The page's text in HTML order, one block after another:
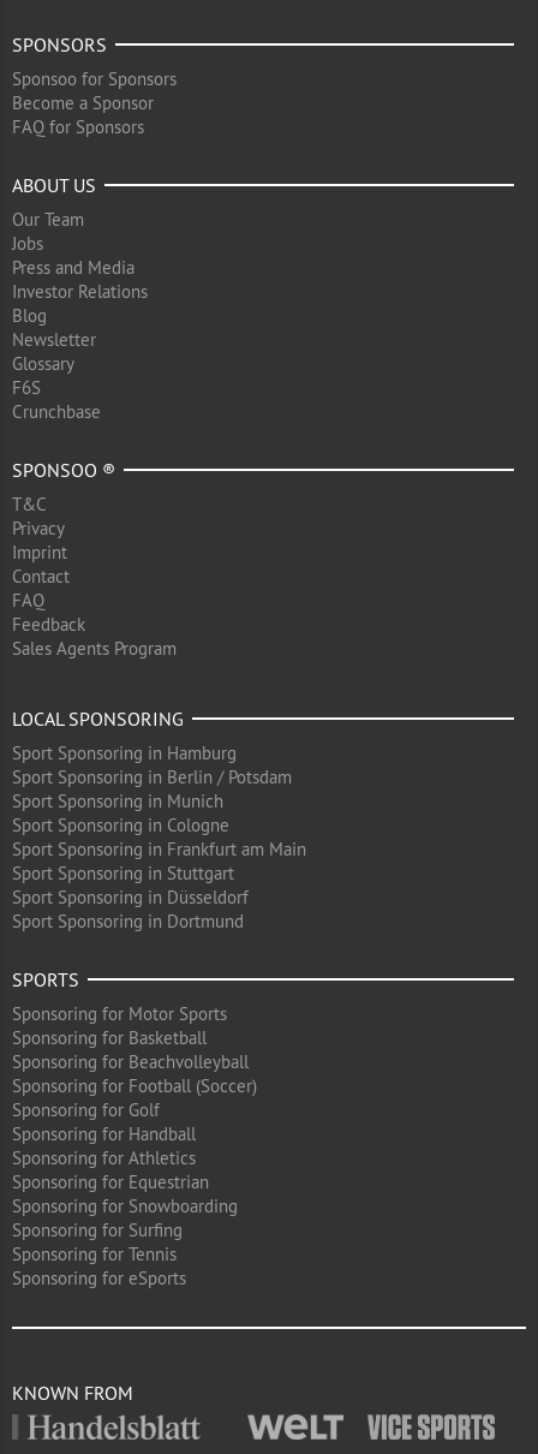
SPONSORS
Sponsoo for Sponsors
Become a Sponsor
FAQ for Sponsors
ABOUT US
Our Team
Jobs
Press and Media
Investor Relations
Blog
Newsletter
Glossary
F6S
Crunchbase
SPONSOO ®
T&C
Privacy
Imprint
Contact
FAQ
Feedback
Sales Agents Program
LOCAL SPONSORING
Sport Sponsoring in Hamburg
Sport Sponsoring in Berlin / Potsdam
Sport Sponsoring in Munich
Sport Sponsoring in Cologne
Sport Sponsoring in Frankfurt am Main
Sport Sponsoring in Stuttgart
Sport Sponsoring in Düsseldorf
Sport Sponsoring in Dortmund
SPORTS
Sponsoring for Motor Sports
Sponsoring for Basketball
Sponsoring for Beachvolleyball
Sponsoring for Football (Soccer)
Sponsoring for Golf
Sponsoring for Handball
Sponsoring for Athletics
Sponsoring for Equestrian
Sponsoring for Snowboarding
Sponsoring for Surfing
Sponsoring for Tennis
Sponsoring for eSports
KNOWN FROM